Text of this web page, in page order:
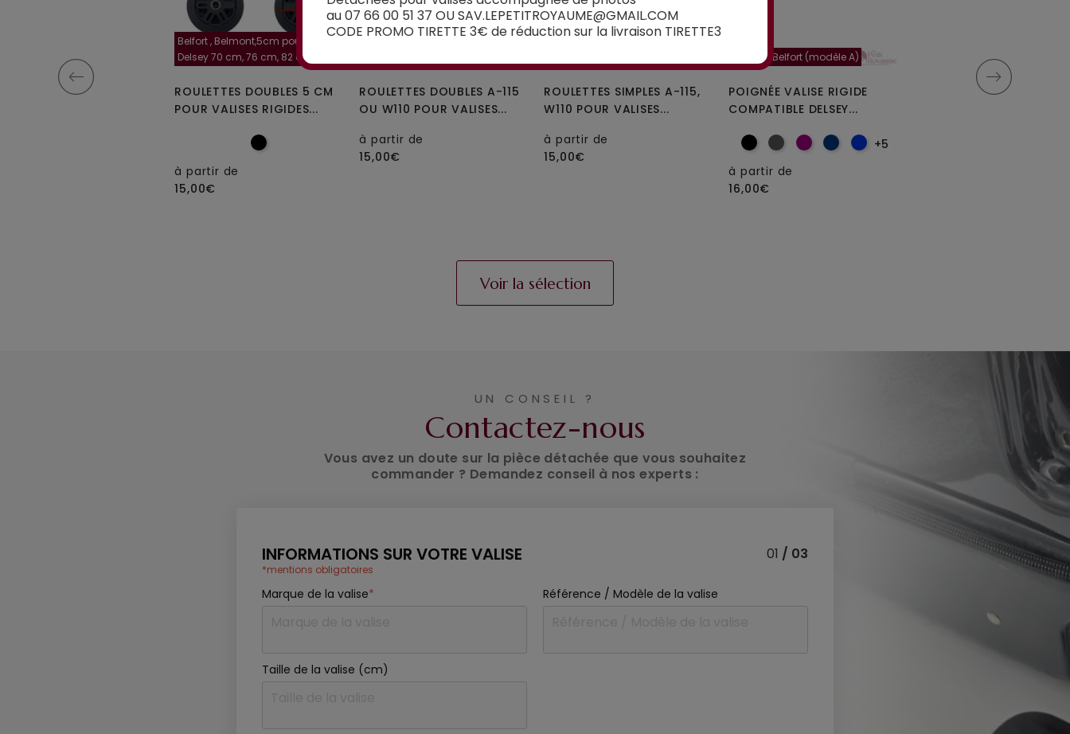
SIMPLES A-35
Belfort , Belmont,5cm pour valise
Delsey 70 cm, 76 cm, 82 cm
ROULETTES DOUBLES 5 CM
POUR VALISES RIGIDES...
à partir de
15,00€
ROULETTES DOUBLES A-115
OU W110 POUR VALISES...
à partir de
15,00€
ROULETTES SIMPLES A-115,
W110 POUR VALISES...
à partir de
15,00€
Poignée Belfort (modèle A)
POIGNÉE VALISE RIGIDE
COMPATIBLE DELSEY...
+5
à partir de
16,00€
ROULETTES DOUBLES
Voir la sélection
UN CONSEIL ?
Contactez-nous
Vous avez un doute sur la pièce détachée que vous souhaitez
commander ? Demandez conseil à nos experts :
INFORMATIONS SUR VOTRE VALISE 01 / 03
*mentions obligatoires
Marque de la valise* Référence / Modèle de la valise
Taille de la valise (cm)
au 07 66 00 51 37 OU SAV.LEPETITROYAUME@GMAIL.COM
CODE PROMO TIRETTE 3€ de réduction sur la livraison TIRETTE3